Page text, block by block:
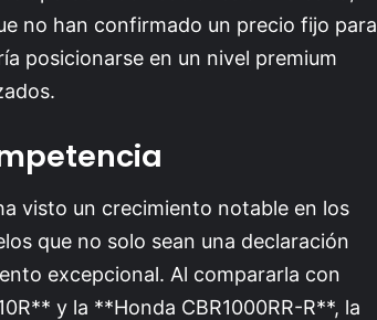
no han confirmado un precio fijo para
posicionarse en un nivel premium
visto un crecimiento notable en los
que no solo sean una declaración
excepcional. Al compararla con
y la **Honda CBR1000RR-R**, la